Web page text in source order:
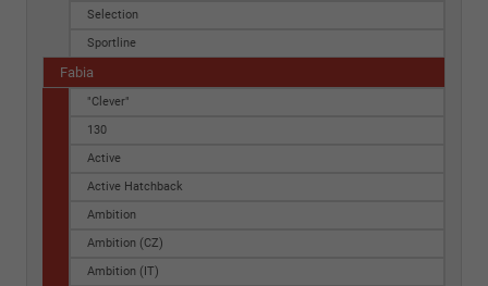
Selection
Sportline
Fabia
"Clever"
130
Active
Active Hatchback
Ambition
Ambition (CZ)
Ambition (IT)